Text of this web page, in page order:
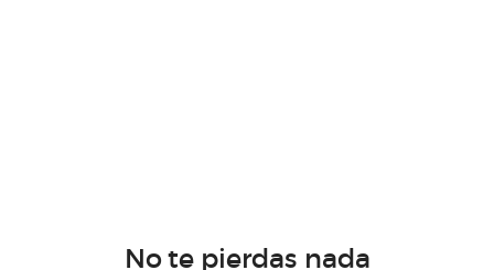
No te pierdas nada